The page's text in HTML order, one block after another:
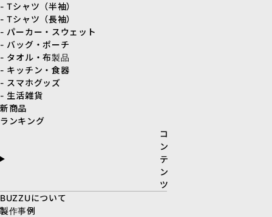
- Tシャツ（半袖）
- Tシャツ（長袖）
- パーカー・スウェット
- バッグ・ポーチ
- タオル・布製品
- キッチン・食器
- スマホグッズ
- 生活雑貨
新商品
ランキング
コ
ン
テ
ン
ツ
BUZZUについて
製作事例